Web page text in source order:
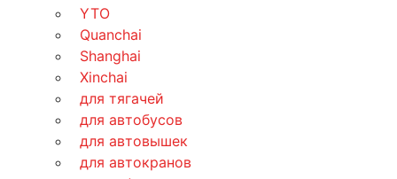
YTO
Quanchai
Shanghai
Xinchai
для тягачей
для автобусов
для автовышек
для автокранов